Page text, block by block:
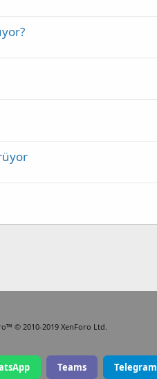
© 2010-2019 XenForo Ltd.
Teams Telegram